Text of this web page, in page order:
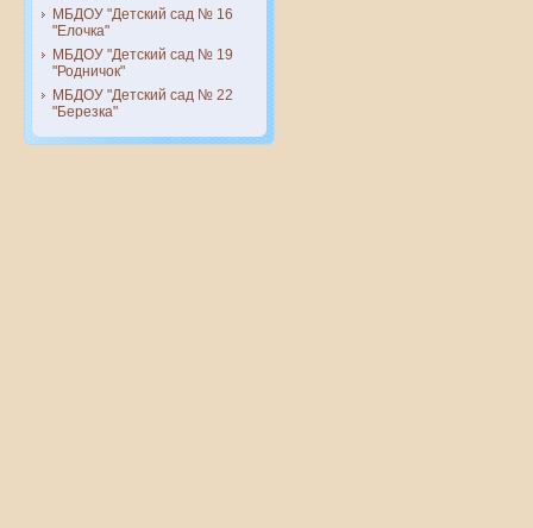
МБДОУ "Детский сад № 16
"Елочка"
МБДОУ "Детский сад № 19
"Родничок"
МБДОУ "Детский сад № 22
"Березка"